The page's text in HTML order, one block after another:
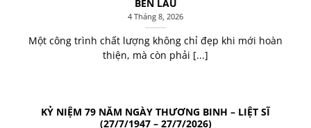
BỀN LÂU
4 Tháng 8, 2026
Một công trình chất lượng không chỉ đẹp khi mới hoàn
thiện, mà còn phải [...]
KỶ NIỆM 79 NĂM NGÀY THƯƠNG BINH – LIỆT SĨ
(27/7/1947 – 27/7/2026)